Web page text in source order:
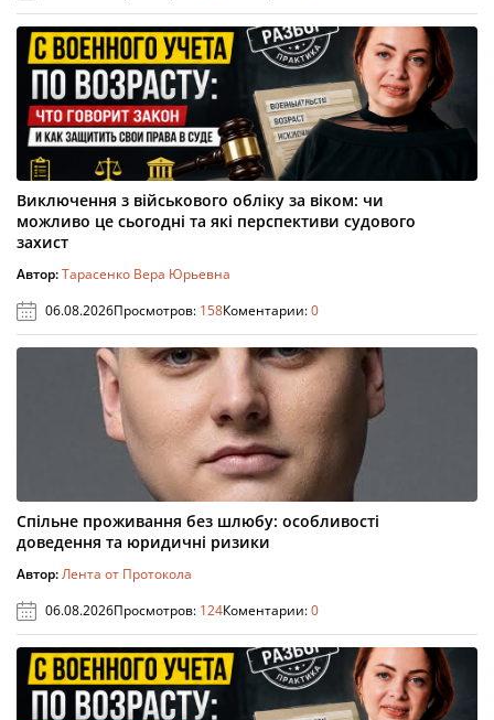
Виключення з військового обліку за віком: чи
можливо це сьогодні та які перспективи судового
захист
Автор:Тарасенко Вера Юрьевна
06.08.2026Просмотров: 158Коментарии:0
Спільне проживання без шлюбу: особливості
доведення та юридичні ризики
Автор:Лента от Протокола
06.08.2026Просмотров: 124Коментарии:0